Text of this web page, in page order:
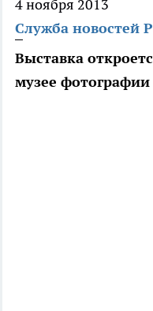
4 ноября 2013
Служба новостей
Выставка
музее фотографии